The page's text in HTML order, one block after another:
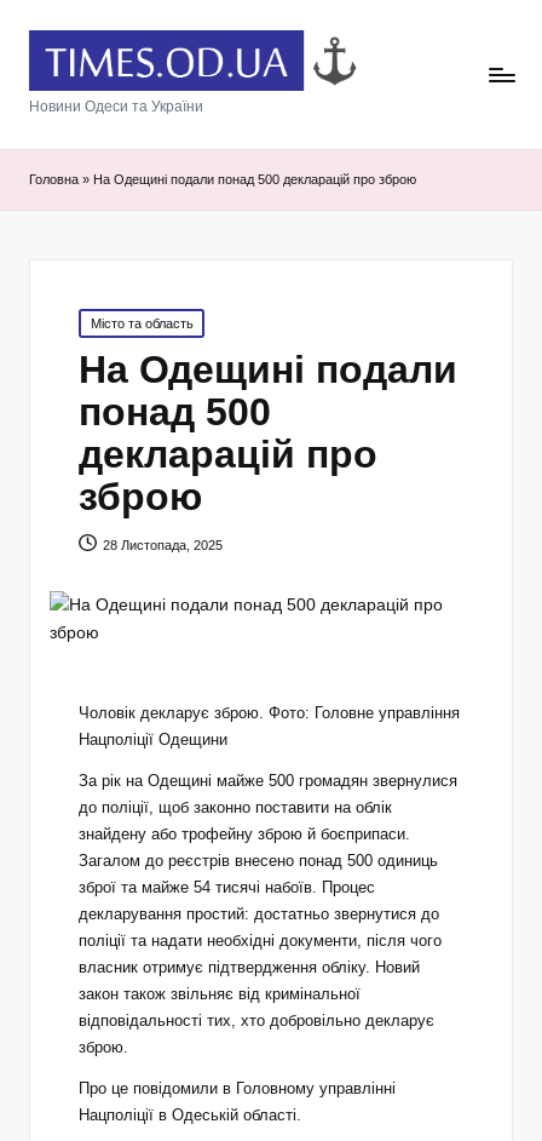
Новини Одеси та України
Головна » На Одещині подали понад 500 декларацій про зброю
Posted
in
Місто та область
На Одещині подали
понад 500
декларацій про
зброю
28 Листопада, 2025
Чоловік декларує зброю. Фото: Головне управління
Нацполіції Одещини
За рік на Одещині майже 500 громадян звернулися
до поліції, щоб законно поставити на облік
знайдену або трофейну зброю й боєприпаси.
Загалом до реєстрів внесено понад 500 одиниць
зброї та майже 54 тисячі набоїв. Процес
декларування простий: достатньо звернутися до
поліції та надати необхідні документи, після чого
власник отримує підтвердження обліку. Новий
закон також звільняє від кримінальної
відповідальності тих, хто добровільно декларує
зброю.
Про це повідомили в Головному управлінні
Нацполіції в Одеській області.